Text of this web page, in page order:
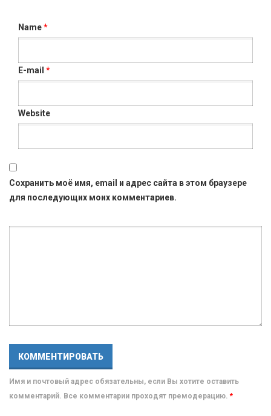
Name*
E-mail *
Website
Сохранить моё имя, email и адрес сайта в этом браузере
для последующих моих комментариев.
Имя и почтовый адрес обязательны, если Вы хотите оставить
комментарий. Все комментарии проходят премодерацию. *